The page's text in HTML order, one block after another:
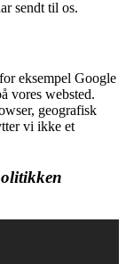
sendt til os.
eksempel Google
vores websted.
geografisk
vi ikke et